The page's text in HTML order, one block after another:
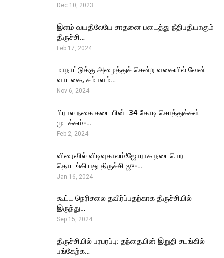
Dec 10, 2023
இளம் வயதிலேயே சாதனை படைத்து நீதிபதியாகும்
திருச்சி…
Feb 17, 2024
மாநாட்டுக்கு அழைத்துச் சென்ற வகையில் வேன்
வாடகை, சம்பளம்…
Nov 6, 2024
பிரபல நகை கடையின் ₹ 34 கோடி சொத்துக்கள்
முடக்கம்-…
Feb 2, 2024
விரைவில் விடிவுகாலம்!ஜோராக நடைபெற
தொடங்கியது திருச்சி ஜு-…
Jan 16, 2024
கூட்ட நெரிசலை தவிர்ப்பதற்காக திருச்சியில்
இருந்து…
Sep 15, 2024
திருச்சியில் பரபரப்பு: தந்தையின் இறுதி சடங்கில்
பங்கேற்க…